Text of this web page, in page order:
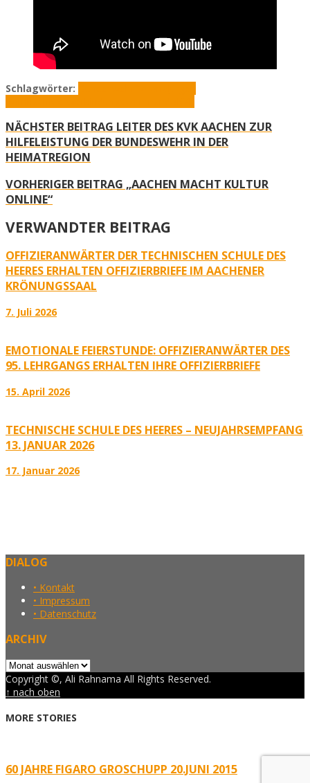
Schlagwörter:
NÄCHSTER BEITRAG LEITER DES KVK AACHEN ZUR
HILFELEISTUNG DER BUNDESWEHR IN DER
HEIMATREGION
VORHERIGER BEITRAG „AACHEN MACHT KULTUR
ONLINE“
VERWANDTER BEITRAG
OFFIZIERANWÄRTER DER TECHNISCHEN SCHULE DES
HEERES ERHALTEN OFFIZIERBRIEFE IM AACHENER
KRÖNUNGSSAAL
7. Juli 2026
EMOTIONALE FEIERSTUNDE: OFFIZIERANWÄRTER DES
95. LEHRGANGS ERHALTEN IHRE OFFIZIERBRIEFE
15. April 2026
TECHNISCHE SCHULE DES HEERES – NEUJAHRSEMPFANG
13. JANUAR 2026
17. Januar 2026
DIALOG
• Kontakt
• Impressum
• Datenschutz
ARCHIV
Archiv
Copyright ©, Ali Rahnama All Rights Reserved.
↑ nach oben
MORE STORIES
60 JAHRE FIGARO GROSCHUPP 20.JUNI 2015